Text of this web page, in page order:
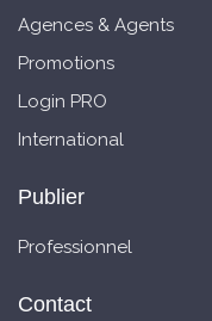
Agences & Agents
Promotions
Login PRO
International
Publier
Professionnel
Contact